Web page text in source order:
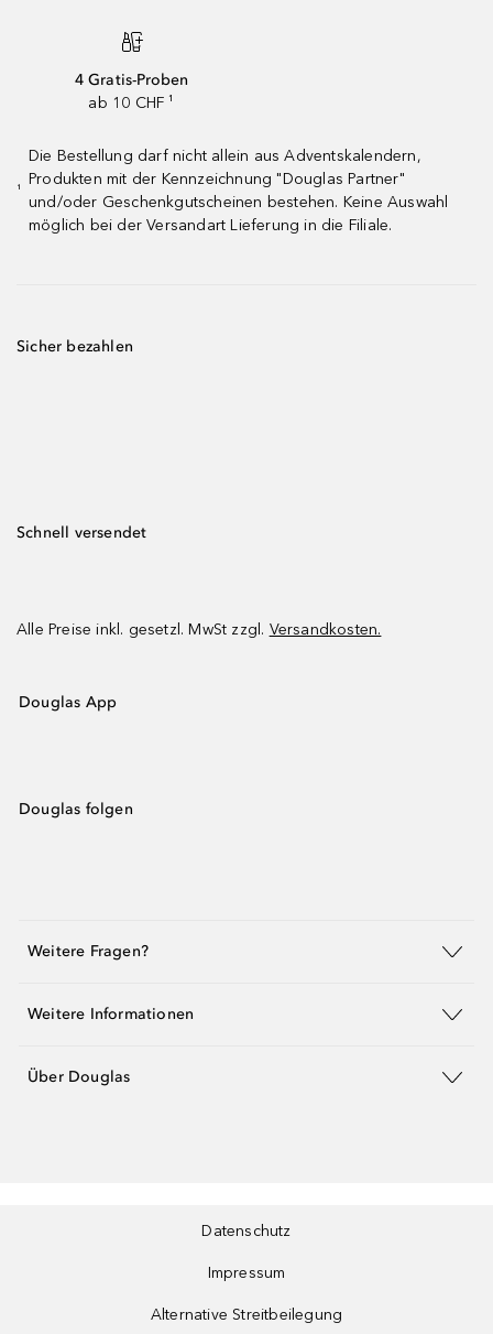
4 Gratis-Proben
ab 10 CHF ¹
¹
Die Bestellung darf nicht allein aus Adventskalendern,
Produkten mit der Kennzeichnung "Douglas Partner"
und/oder Geschenkgutscheinen bestehen. Keine Auswahl
möglich bei der Versandart Lieferung in die Filiale.
Sicher bezahlen
Schnell versendet
Alle Preise inkl. gesetzl. MwSt zzgl. Versandkosten.
Douglas App
Douglas folgen
Weitere Fragen?
Weitere Informationen
Über Douglas
Datenschutz
Impressum
Alternative Streitbeilegung